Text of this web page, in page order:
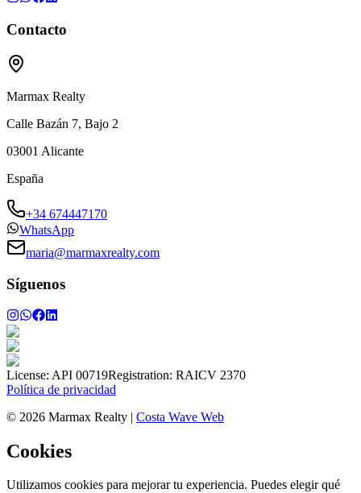
Contacto
Marmax Realty
Calle Bazán 7, Bajo 2
03001 Alicante
España
+34 674447170
WhatsApp
maria@marmaxrealty.com
Síguenos
License: API 00719Registration: RAICV 2370
Política de privacidad
© 2026 Marmax Realty | Costa Wave Web
Cookies
Utilizamos cookies para mejorar tu experiencia. Puedes elegir qué